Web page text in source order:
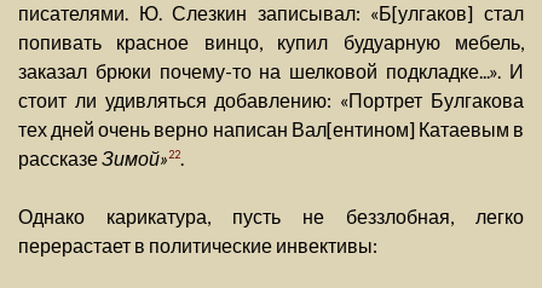
писателями. Ю. Слезкин записывал: «Б[улгаков] стал
попивать красное винцо, купил будуарную мебель,
заказал брюки почему-то на шелковой подкладке...». И
стоит ли удивляться добавлению: «Портрет Булгакова
тех дней очень верно написан Вал[ентином] Катаевым в
рассказеЗимой»22.
Однако карикатура, пусть не беззлобная, легко
перерастает в политические инвективы: